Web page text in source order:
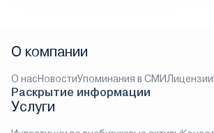
О компании
О насНовостиУпоминания в СМИЛицензии
Раскрытие информации
Услуги